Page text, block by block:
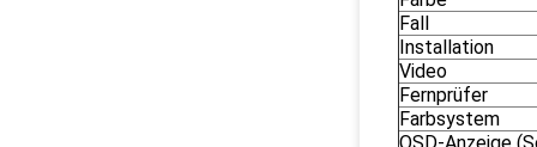
Fall
Installation
Video
Fernprüfer
Farbsystem